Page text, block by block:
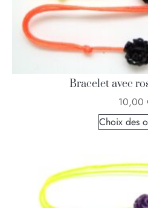
Bracelet avec
10,00
Choix des